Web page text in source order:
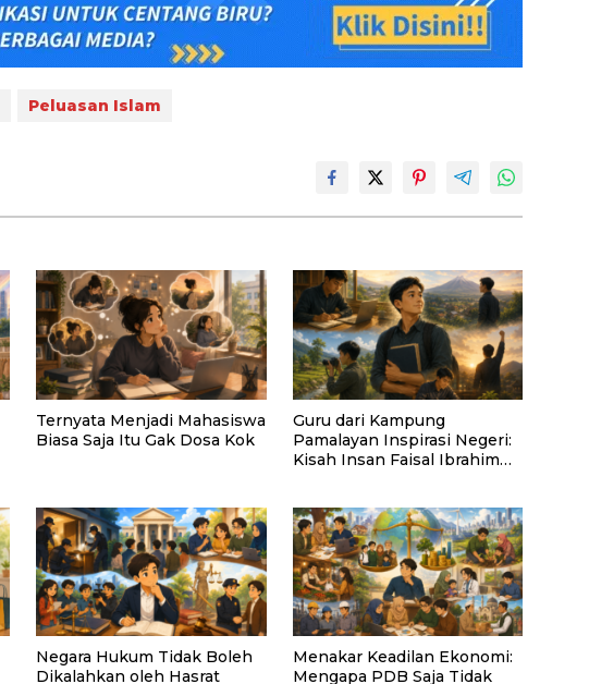
Peluasan Islam
Ternyata Menjadi Mahasiswa
Biasa Saja Itu Gak Dosa Kok
Guru dari Kampung
Pamalayan Inspirasi Negeri:
Kisah Insan Faisal Ibrahim
Negeri”
Negara Hukum Tidak Boleh
Dikalahkan oleh Hasrat
Menakar Keadilan Ekonomi:
Mengapa PDB Saja Tidak